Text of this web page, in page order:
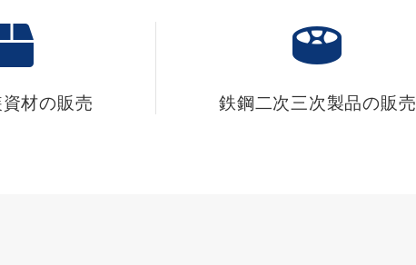
材の販売 鉄鋼二次三次製品の販売